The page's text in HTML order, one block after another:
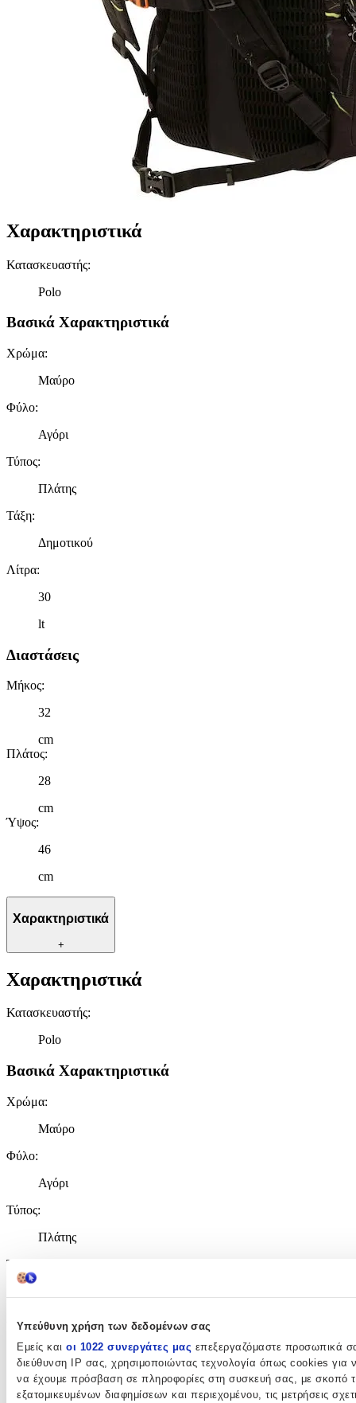
Υπεύθυνη χρήση των δεδομένων σας
Εμείς και οι 1022 συνεργάτες μας επεξεργαζόμαστε προσωπικά
διεύθυνση IP σας, χρησιμοποιώντας τεχνολογία όπως cookies για
να έχουμε πρόσβαση σε πληροφορίες στη συσκευή σας, με σκοπό
εξατομικευμένων διαφημίσεων και περιεχομένου, τις μετρήσεις
Χαρακτηριστικά
Κατασκευαστής:
Polo
Βασικά Χαρακτηριστικά
Χρώμα:
Μαύρο
Φύλο:
Αγόρι
Τύπος:
Πλάτης
Τάξη:
Δημοτικού
Λίτρα:
30
lt
Διαστάσεις
Μήκος:
32
cm
Πλάτος:
28
cm
Ύψος:
46
cm
Χαρακτηριστικά
+
Χαρακτηριστικά
Κατασκευαστής:
Polo
Βασικά Χαρακτηριστικά
Χρώμα:
Μαύρο
Φύλο:
Αγόρι
Τύπος:
Πλάτης
Τάξη
30